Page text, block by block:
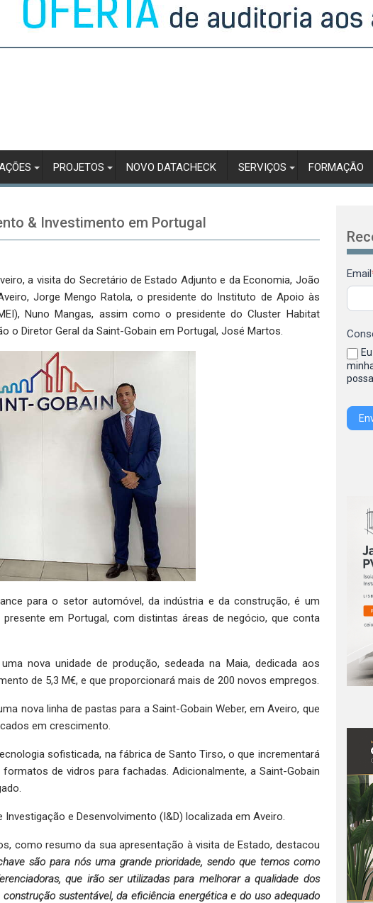
PROJETOS NOVO DATACHECK SERVIÇOS FORMAÇÃO
& Investimento em Portugal
a visita do Secretário de Estado Adjunto e da Economia, João
Jorge Mengo Ratola, o presidente do Instituto de Apoio às
Nuno Mangas, assim como o presidente do Cluster Habitat
o Diretor Geral da Saint-Gobain em Portugal, José Martos.
para o setor automóvel, da indústria e da construção, é um
em Portugal, com distintas áreas de negócio, que conta
nova unidade de produção, sedeada na Maia, dedicada aos
de 5,3 M€, e que proporcionará mais de 200 novos empregos.
nova linha de pastas para a Saint-Gobain Weber, em Aveiro, que
em crescimento.
sofisticada, na fábrica de Santo Tirso, o que incrementará
de vidros para fachadas. Adicionalmente, a Saint-Gobain
e Desenvolvimento (I&D) localizada em Aveiro.
como resumo da sua apresentação à visita de Estado, destacou
são para nós uma grande prioridade, sendo que temos como
que irão ser utilizadas para melhorar a qualidade dos
sustentável, da eficiência energética e do uso adequado
Email